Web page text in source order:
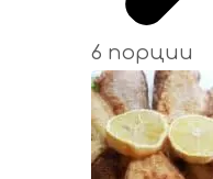
6 порции